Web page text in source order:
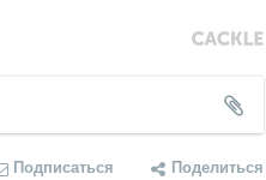
Подписаться Поделиться